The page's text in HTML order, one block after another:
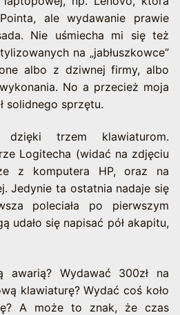
ale wydawanie prawie
Nie uśmiecha mi się też
na „jabłuszkowce”
albo z dziwnej firmy, albo
No a przecież moja
solidnego sprzętu.
trzem klawiaturom.
Logitecha (widać na zdjęciu
z komputera HP, oraz na
Jedynie ta ostatnia nadaje się
poleciała po pierwszym
udało się napisać pół akapitu,
Wydawać 300zł na
klawiaturę? Wydać coś koło
A może to znak, że czas